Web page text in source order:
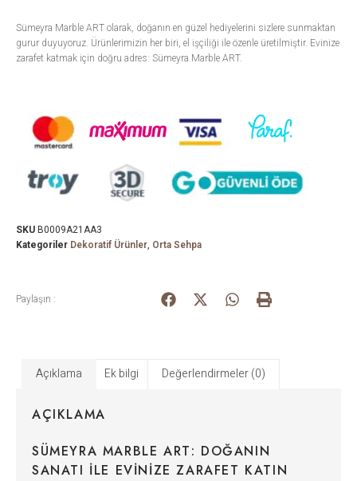
Sümeyra Marble ART olarak, doğanın en güzel hediyelerini sizlere sunmaktan
gurur duyuyoruz. Ürünlerimizin her biri, el işçiliği ile özenle üretilmiştir. Evinize
zarafet katmak için doğru adres: Sümeyra Marble ART.
SKU B0009A21AA3
Kategoriler Dekoratif Ürünler Orta Sehpa
Paylaşın :
Açıklama Ek bilgi Değerlendirmeler (0)
AÇIKLAMA
SÜMEYRA MARBLE ART: DOĞANIN
SANATI ILE EVINIZE ZARAFET KATIN